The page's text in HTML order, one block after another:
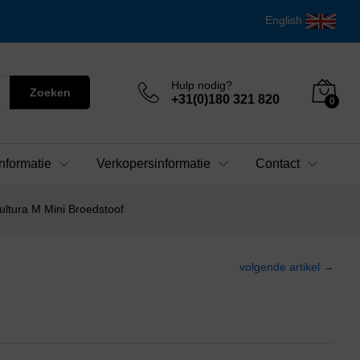
English
Zoeken
Hulp nodig?
+31(0)180 321 820 0
Verkopersinformatie Contact
M Mini Broedstoof
volgende artikel →